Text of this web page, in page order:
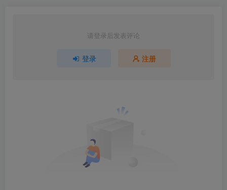
请登录后发表评论
登录 注册